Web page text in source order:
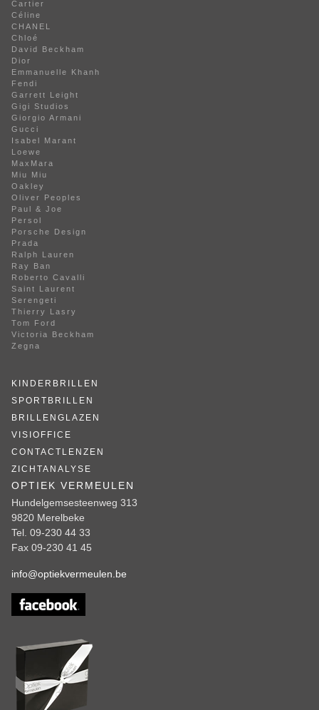
Cartier
Céline
CHANEL
Chloé
David Beckham
Dior
Emmanuelle Khanh
Fendi
Garrett Leight
Gigi Studios
Giorgio Armani
Gucci
Isabel Marant
Loewe
MaxMara
Miu Miu
Oakley
Oliver Peoples
Paul & Joe
Persol
Porsche Design
Prada
Ralph Lauren
Ray Ban
Roberto Cavalli
Saint Laurent
Serengeti
Thierry Lasry
Tom Ford
Victoria Beckham
Zegna
KINDERBRILLEN
SPORTBRILLEN
BRILLENGLAZEN
VISIOFFICE
CONTACTLENZEN
ZICHTANALYSE
OPTIEK VERMEULEN
Hundelgemsesteenweg 313
9820 Merelbeke
Tel. 09-230 44 33
Fax 09-230 41 45
info@optiekvermeulen.be